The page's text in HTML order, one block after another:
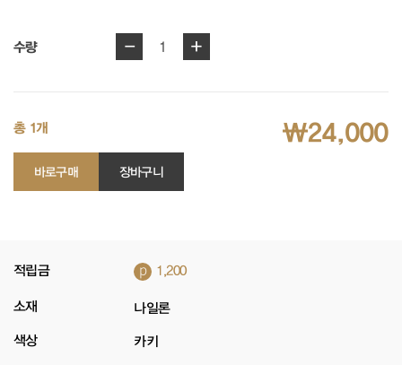
수량 - 1 +
총 1개 ₩24,000
바로구매 장바구니
적립금 p 1,200
소재 나일론
색상 카키